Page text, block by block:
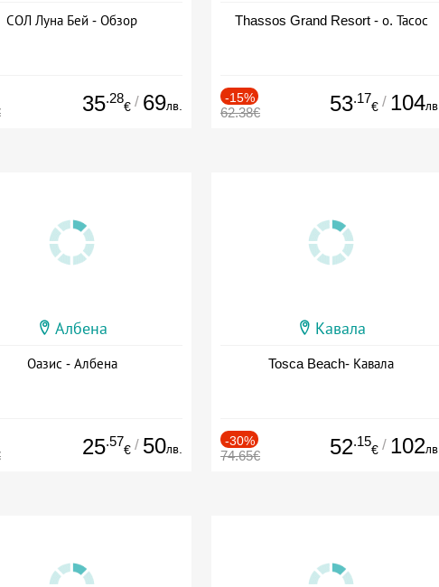
СОЛ Луна Бей - Обзор
35.28
€ / 69лв.
Thassos Grand Resort - о. Тасос
-15%
62.38€ 53.17
€ / 104лв.
Албена
Оазис - Албена
25.57
€ / 50лв.
Кавала
Tosca Beach- Кавала
-30%
74.65€ 52.15
€ / 102лв.